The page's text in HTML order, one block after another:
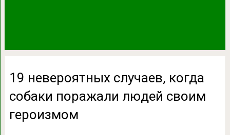
19 невероятных случаев, когда
собаки поражали людей своим
героизмом